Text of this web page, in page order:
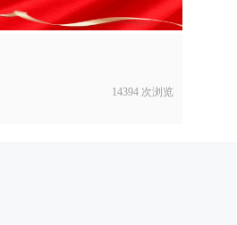
14394 次浏览